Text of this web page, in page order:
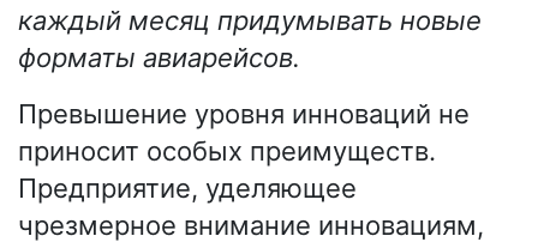
каждый месяц придумывать новые
форматы авиарейсов.
Превышение уровня инноваций не
приносит особых преимуществ.
Предприятие, уделяющее
чрезмерное внимание инновациям,